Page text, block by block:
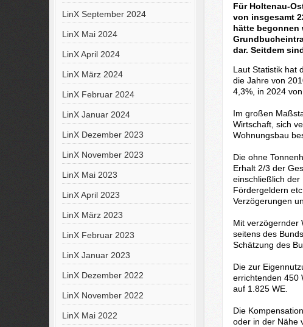
LinX September 2024
LinX Mai 2024
LinX April 2024
LinX März 2024
LinX Februar 2024
LinX Januar 2024
LinX Dezember 2023
LinX November 2023
LinX Mai 2023
LinX April 2023
LinX März 2023
LinX Februar 2023
LinX Januar 2023
LinX Dezember 2022
LinX November 2022
LinX Mai 2022
Für Holtenau-
von insgesamt
hätte begonnen
dar. Seitdem
Laut Statistik hat
die Jahre von
4,3%, in 2024
Im großen
Wirtschaft, sich
Wohnungsbau
Die ohne
Erhalt 2/3 der
einschließlich der
Fördergeldern
Verzögerungen
Mit verzögernder
seitens des
Schätzung des
Die zur
errichtenden 450
auf 1.825 WE.
Die
oder in der Nähe